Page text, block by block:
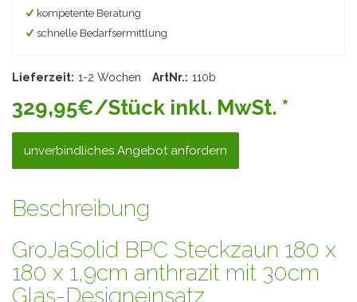
kompetente Beratung
schnelle Bedarfsermittlung
Lieferzeit: 1-2 Wochen ArtNr.: 110b
329,95€/Stück inkl. MwSt. *
unverbindliches Angebot anfordern
Beschreibung
GroJaSolid BPC Steckzaun 180 x
180 x 1,9cm anthrazit mit 30cm
Glas-Designeinsatz